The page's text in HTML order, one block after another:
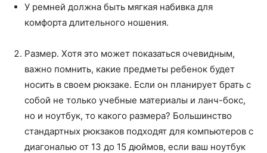
У ремней должна быть мягкая набивка для
комфорта длительного ношения.
Размер. Хотя это может показаться очевидным,
важно помнить, какие предметы ребенок будет
носить в своем рюкзаке. Если он планирует брать с
собой не только учебные материалы и ланч-бокс,
но и ноутбук, то какого размера? Большинство
стандартных рюкзаков подходят для компьютеров с
диагональю от 13 до 15 дюймов, если ваш ноутбук